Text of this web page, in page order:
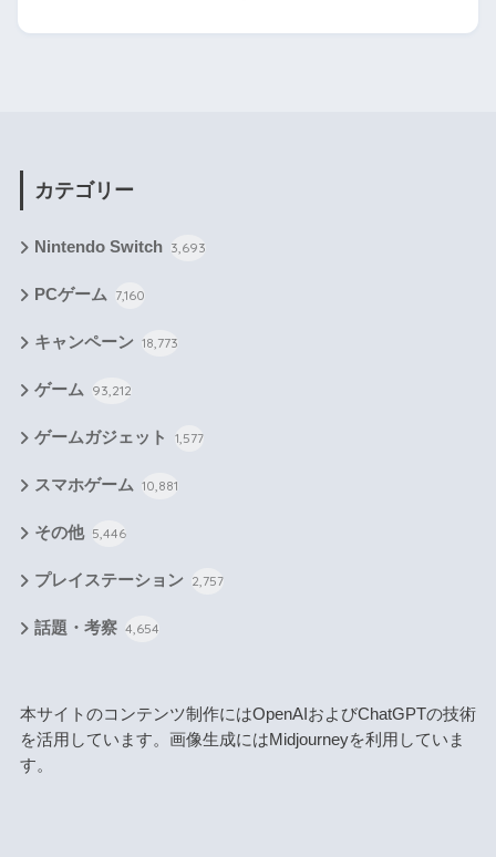
カテゴリー
Nintendo Switch 3,693
PCゲーム 7,160
キャンペーン 18,773
ゲーム 93,212
ゲームガジェット 1,577
スマホゲーム 10,881
その他 5,446
プレイステーション 2,757
話題・考察 4,654
本サイトのコンテンツ制作にはOpenAIおよびChatGPTの技術
を活用しています。画像生成にはMidjourneyを利用していま
す。